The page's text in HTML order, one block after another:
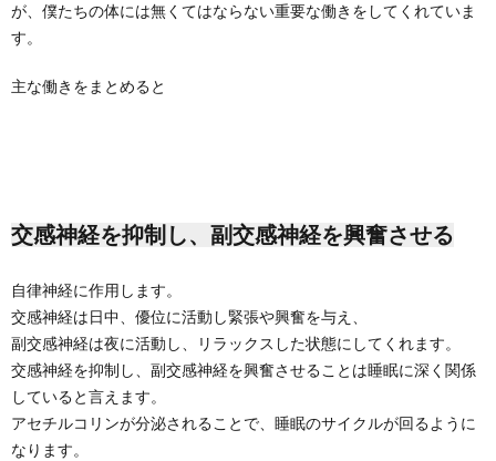
が、僕たちの体には無くてはならない重要な働きをしてくれていま
す。
主な働きをまとめると
交感神経を抑制し、副交感神経を興奮させる
自律神経に作用します。
交感神経は日中、優位に活動し緊張や興奮を与え、
副交感神経は夜に活動し、リラックスした状態にしてくれます。
交感神経を抑制し、副交感神経を興奮させることは睡眠に深く関係
していると言えます。
アセチルコリンが分泌されることで、睡眠のサイクルが回るように
なります。